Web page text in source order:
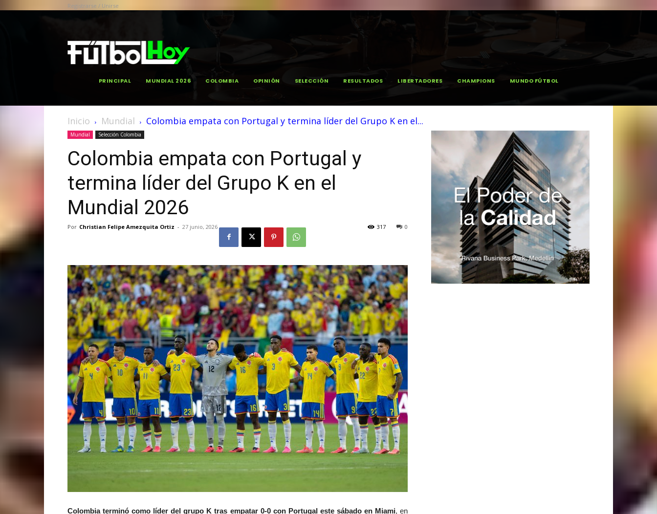
Registrarse / Unirse
PRINCIPAL MUNDIAL 2026 COLOMBIA OPINIÓN SELECCIÓN RESULTADOS LIBERTADORES CHAMPIONS MUNDO FÚTBOL
Inicio Mundial Colombia empata con Portugal y termina líder del Grupo K en el...
Mundial Selección Colombia
Colombia empata con Portugal y
termina líder del Grupo K en el
Mundial 2026
Por Christian Felipe Amezquita Ortiz - 27 junio, 2026 0
317
Colombia terminó como líder del grupo K tras empatar 0-0 con Portugal este sábado en Miami, en